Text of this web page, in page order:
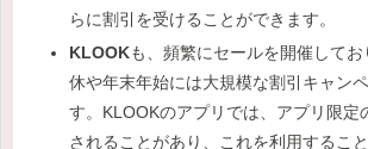
らに割引を受けることができます。
KLOOKも、頻繁にセールを開催してお
休や年末年始には大規模な割引キャン
す。KLOOKのアプリでは、アプリ限定
されることがあり、これを利用するこ